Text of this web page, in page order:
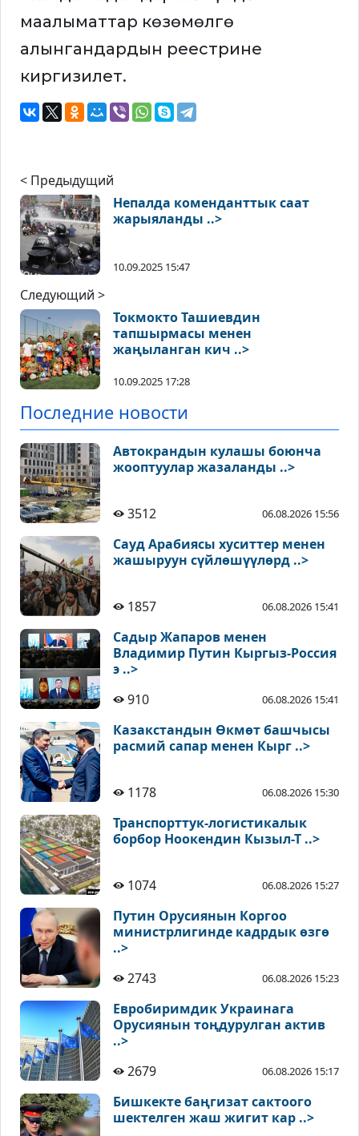
маалыматтар көзөмөлгө
алынгандардын реестрине
киргизилет.
< Предыдущий
Непалда коменданттык саат
жарыяланды ..>
10.09.2025 15:47
Следующий >
Токмокто Ташиевдин
тапшырмасы менен
жаңыланган кич ..>
10.09.2025 17:28
Последние новости
Автокрандын кулашы боюнча
жооптуулар жазаланды ..>
3512 06.08.2026 15:56
Сауд Арабиясы хуситтер менен
жашыруун сүйлөшүүлөрд ..>
1857 06.08.2026 15:41
Садыр Жапаров менен
Владимир Путин Кыргыз-Россия
э ..>
910
06.08.2026 15:41
Казакстандын Өкмөт башчысы
расмий сапар менен Кырг ..>
1178 06.08.2026 15:30
Транспорттук-логистикалык
борбор Ноокендин Кызыл-Т ..>
1074 06.08.2026 15:27
Путин Орусиянын Коргоо
министрлигинде кадрдык өзгө
..>
2743
06.08.2026 15:23
Евробиримдик Украинага
Орусиянын тоңдурулган актив
..>
2679
06.08.2026 15:17
Бишкекте баңгизат сактоого
шектелген жаш жигит кар ..>